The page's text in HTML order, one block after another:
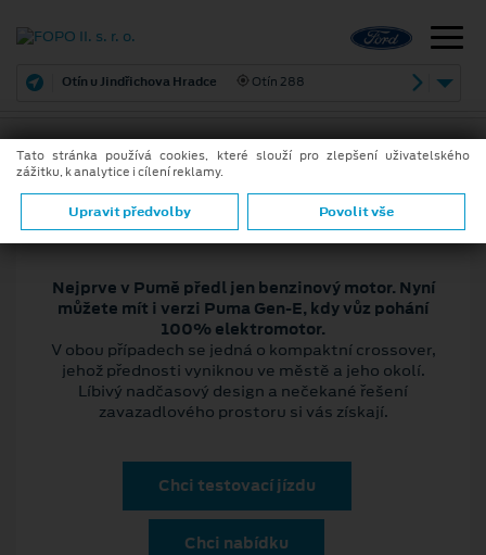
Otín u Jindřichova Hradce Otín 288
Nejprve v Pumě předl jen benzinový motor. Nyní
můžete mít i verzi Puma Gen-E, kdy vůz pohání
100% elektromotor.
V obou případech se jedná o kompaktní crossover,
jehož přednosti vyniknou ve městě a jeho okolí.
Líbivý nadčasový design a nečekané řešení
zavazadlového prostoru si vás získají.
Chci testovací jízdu
Chci nabídku
Tato stránka používá cookies, které slouží pro zlepšení uživatelského
zážitku, k analytice i cílení reklamy.
Upravit předvolby Povolit vše